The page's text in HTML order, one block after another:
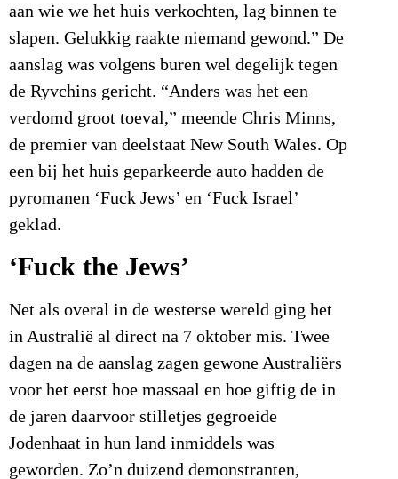
aan wie we het huis verkochten, lag binnen te
slapen. Gelukkig raakte niemand gewond.” De
aanslag was volgens buren wel degelijk tegen
de Ryvchins gericht. “Anders was het een
verdomd groot toeval,” meende Chris Minns,
de premier van deelstaat New South Wales. Op
een bij het huis geparkeerde auto hadden de
pyromanen ‘Fuck Jews’ en ‘Fuck Israel’
geklad.
‘Fuck the Jews’
Net als overal in de westerse wereld ging het
in Australië al direct na 7 oktober mis. Twee
dagen na de aanslag zagen gewone Australiërs
voor het eerst hoe massaal en hoe giftig de in
de jaren daarvoor stilletjes gegroeide
Jodenhaat in hun land inmiddels was
geworden. Zo’n duizend demonstranten,